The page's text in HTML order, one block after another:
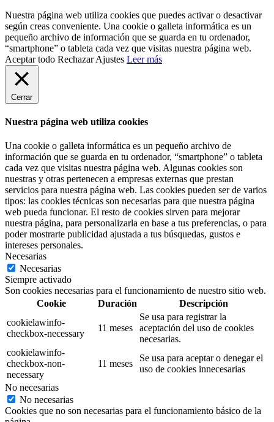
Nuestra página web utiliza cookies que puedes activar o desactivar
según creas conveniente. Una cookie o galleta informática es un
pequeño archivo de información que se guarda en tu ordenador,
“smartphone” o tableta cada vez que visitas nuestra página web.
Aceptar todo Rechazar Ajustes Leer más
Cerrar
Nuestra página web utiliza cookies
Una cookie o galleta informática es un pequeño archivo de
información que se guarda en tu ordenador, “smartphone” o tableta
cada vez que visitas nuestra página web. Algunas cookies son
nuestras y otras pertenecen a empresas externas que prestan
servicios para nuestra página web. Las cookies pueden ser de varios
tipos: las cookies técnicas son necesarias para que nuestra página
web pueda funcionar. El resto de cookies sirven para mejorar
nuestra página, para personalizarla en base a tus preferencias, o para
poder mostrarte publicidad ajustada a tus búsquedas, gustos e
intereses personales.
Necesarias
Necesarias
Siempre activado
Son cookies necesarias para el funcionamiento de nuestro sitio web.
Cookie
Duración
Descripción
cookielawinfo-
checkbox-necessary
11 meses
Se usa para registrar la
aceptación del uso de cookies
necesarias.
cookielawinfo-
checkbox-non-
necessary
11 meses
Se usa para aceptar o denegar el
uso de cookies innecesarias
No necesarias
No necesarias
Cookies que no son necesarias para el funcionamiento básico de la